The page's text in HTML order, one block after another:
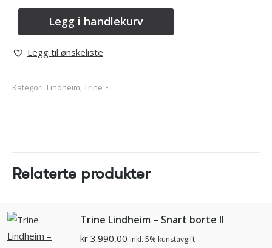
Legg i handlekurv
Legg til ønskeliste
Kategori: Lindheim, Trine
Relaterte produkter
Trine Lindheim – Snart borte II
kr 3.990,00 inkl. 5% kunstavgift